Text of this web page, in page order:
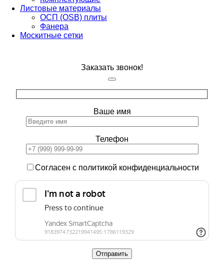
Листовые материалы
ОСП (OSB) плиты
Фанера
Москитные сетки
Заказать звонок!
Ваше имя
Телефон
Согласен с политикой конфиденциальности